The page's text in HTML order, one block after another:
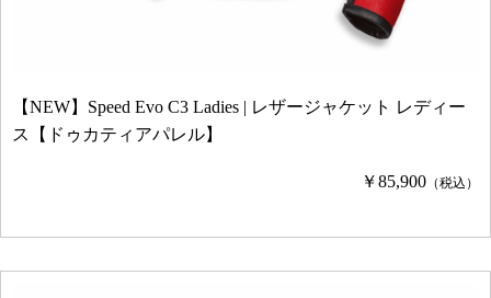
【NEW】Speed Evo C3 Ladies | レザージャケット レディー
ス【ドゥカティアパレル】
￥85,900 （税込）